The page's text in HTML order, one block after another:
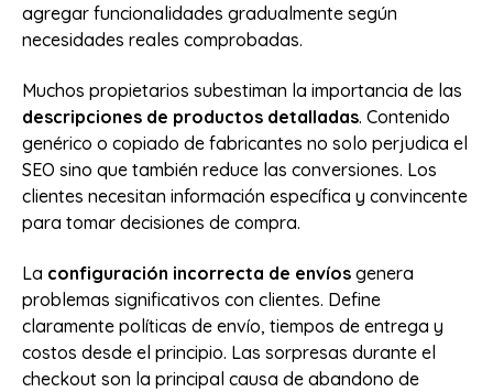
agregar funcionalidades gradualmente según
necesidades reales comprobadas.
Muchos propietarios subestiman la importancia de las
descripciones de productos detalladas. Contenido
genérico o copiado de fabricantes no solo perjudica el
SEO sino que también reduce las conversiones. Los
clientes necesitan información específica y convincente
para tomar decisiones de compra.
La configuración incorrecta de envíos genera
problemas significativos con clientes. Define
claramente políticas de envío, tiempos de entrega y
costos desde el principio. Las sorpresas durante el
checkout son la principal causa de abandono de